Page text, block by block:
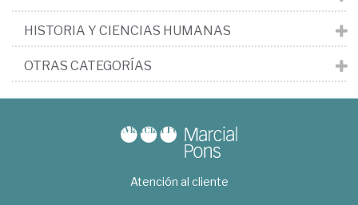
HISTORIA Y CIENCIAS HUMANAS
OTRAS CATEGORÍAS
Atención al cliente